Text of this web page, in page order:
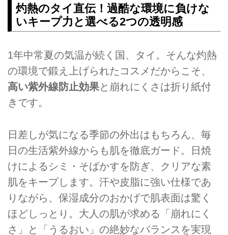
灼熱のタイ直伝！過酷な環境に負けな
いキープ力と選べる2つの透明感
1年中常夏の気温が続く国、タイ。そんな灼熱
の環境で鍛え上げられたコスメだからこそ、
高い紫外線防止効果と崩れにくさは折り紙付
きです。
日差しが気になる季節の外出はもちろん、毎
日の生活紫外線からも肌を徹底ガード。日焼
けによるシミ・そばかすを防ぎ、クリアな素
肌をキープします。汗や皮脂に強い仕様であ
りながら、保湿成分のおかげで肌表面は驚く
ほどしっとり。大人の肌が求める「崩れにく
さ」と「うるおい」の絶妙なバランスを実現